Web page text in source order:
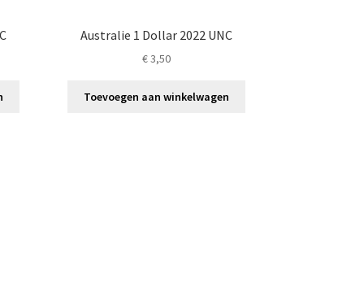
Australie 1 Dollar 2022 UNC
€3,50
Toevoegen aan winkelwagen